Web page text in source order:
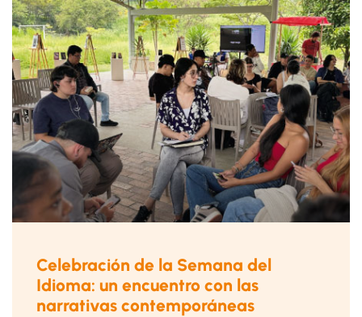
Celebración de la Semana del
Idioma: un encuentro con las
narrativas contemporáneas